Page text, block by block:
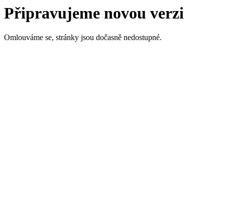
Připravujeme novou verzi
Omlouváme se, stránky jsou dočasně nedostupné.